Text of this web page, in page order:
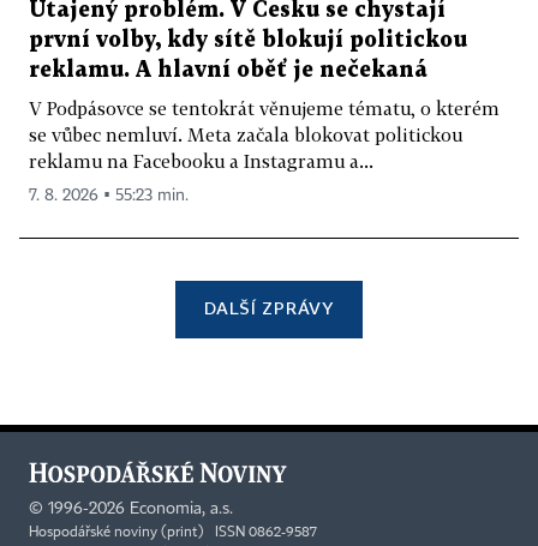
Utajený problém. V Česku se chystají
první volby, kdy sítě blokují politickou
reklamu. A hlavní oběť je nečekaná
V Podpásovce se tentokrát věnujeme tématu, o kterém
se vůbec nemluví. Meta začala blokovat politickou
reklamu na Facebooku a Instagramu a...
7. 8. 2026 ▪ 55:23 min.
DALŠÍ ZPRÁVY
© 1996-2026 Economia, a.s.
Hospodářské noviny (print) ISSN 0862-9587